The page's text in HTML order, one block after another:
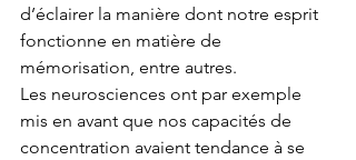
d’éclairer la manière dont notre esprit
fonctionne en matière de
mémorisation, entre autres.
Les neurosciences ont par exemple
mis en avant que nos capacités de
concentration avaient tendance à se